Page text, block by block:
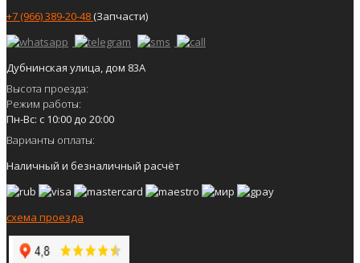
+7 (966) 389-20-48(Запчасти)
Дубнинская улица, дом 83А
Высота проезда:
Режим работы:
Пн-Вс: с 10:00 до 20:00
Варианты оплаты:
Наличный и безналичный расчёт
схема проезда